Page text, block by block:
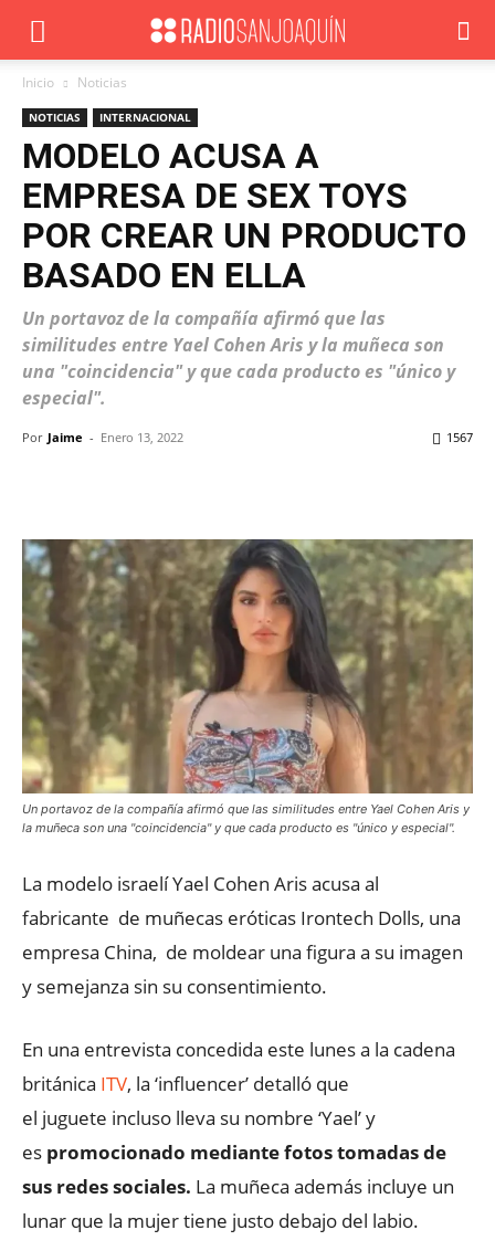
Inicio Noticias
NOTICIAS INTERNACIONAL
MODELO ACUSA A
EMPRESA DE SEX TOYS
POR CREAR UN PRODUCTO
BASADO EN ELLA
Un portavoz de la compañía afirmó que las
similitudes entre Yael Cohen Aris y la muñeca son
una "coincidencia" y que cada producto es "único y
especial".
Por Jaime - Enero 13, 2022 1567
Un portavoz de la compañía afirmó que las similitudes entre Yael Cohen Aris y
la muñeca son una "coincidencia" y que cada producto es "único y especial".
La modelo israelí Yael Cohen Aris acusa al
fabricante de muñecas eróticas Irontech Dolls, una
empresa China, de moldear una figura a su imagen
y semejanza sin su consentimiento.
En una entrevista concedida este lunes a la cadena
británica ITV, la ‘influencer’ detalló que
el juguete incluso lleva su nombre ‘Yael’ y
es promocionado mediante fotos tomadas de
sus redes sociales. La muñeca además incluye un
lunar que la mujer tiene justo debajo del labio.